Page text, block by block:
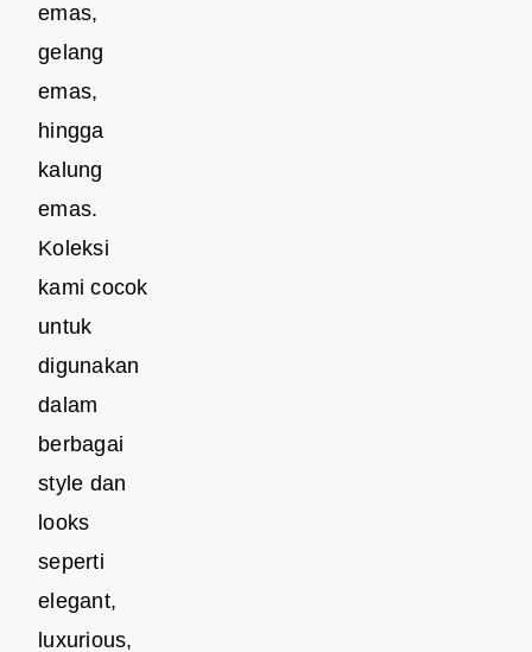
emas,
gelang
emas,
hingga
kalung
emas.
Koleksi
kami cocok
untuk
digunakan
dalam
berbagai
style dan
looks
seperti
elegant,
luxurious,